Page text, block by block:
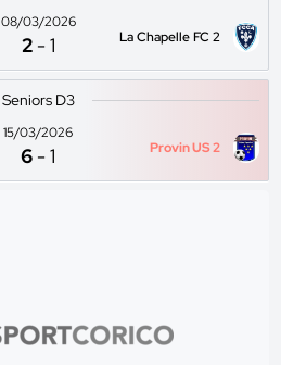
08/03/2026
2 -1 La Chapelle FC 2
Seniors D3
15/03/2026
6 -1 Provin US 2